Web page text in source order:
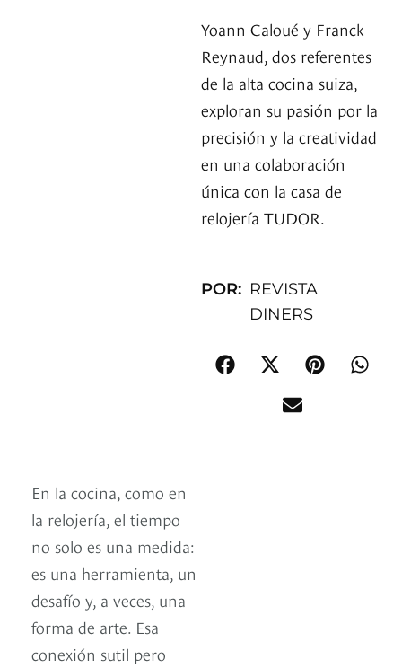
Yoann Caloué y Franck
Reynaud, dos referentes
de la alta cocina suiza,
exploran su pasión por la
precisión y la creatividad
en una colaboración
única con la casa de
relojería TUDOR.
POR: REVISTA
DINERS
En la cocina, como en
la relojería, el tiempo
no solo es una medida:
es una herramienta, un
desafío y, a veces, una
forma de arte. Esa
conexión sutil pero